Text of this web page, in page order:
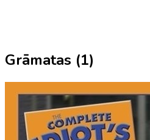
Grāmatas (1)